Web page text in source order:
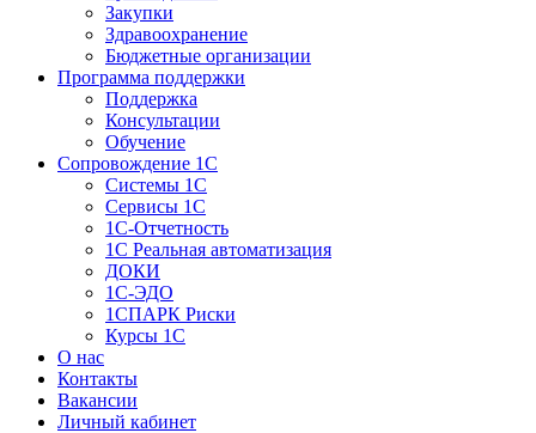
Закупки
Здравоохранение
Бюджетные организации
Программа поддержки
Поддержка
Консультации
Обучение
Сопровождение 1С
Системы 1С
Сервисы 1С
1C-Отчетность
1С Реальная автоматизация
ДОКИ
1C-ЭДО
1СПАРК Риски
Курсы 1С
О нас
Контакты
Вакансии
Личный кабинет